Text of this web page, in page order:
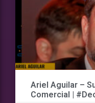
Ariel Aguilar –
Comercial |